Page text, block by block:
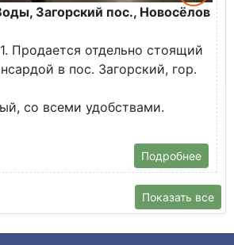
Загорский пос., Новосёлов
Продается отдельно стоящий
в пос. Загорский, гор.
со всеми удобствами.
Подробнее
Показать все